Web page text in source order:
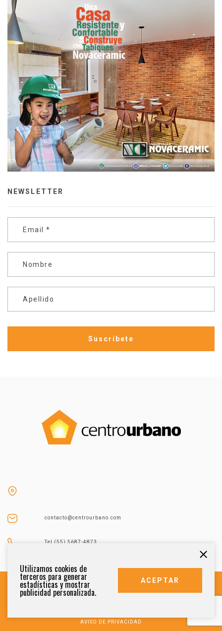
NEWSLETTER
Email *
Nombre
Apellido
contacto@centrourbano.com
Tel (55) 5687-4873
AVISO DE PRIVACIDAD
Utilizamos cookies de
terceros para generar
estadísticas y mostrar
publicidad personalizada.
ACEPTAR